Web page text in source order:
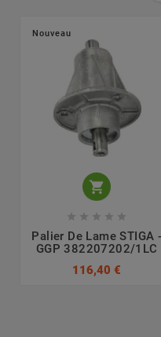
Nouveau

    
Palier De Lame STIGA -
GGP 382207202/1LC
116,40 €